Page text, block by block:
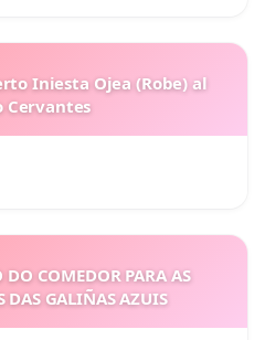
Iniesta Ojea (Robe) al
Cervantes
COMEDOR PARA AS
DAS GALIÑAS AZUIS